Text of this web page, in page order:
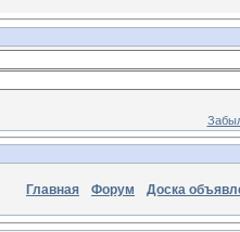
Главная Форум Доска